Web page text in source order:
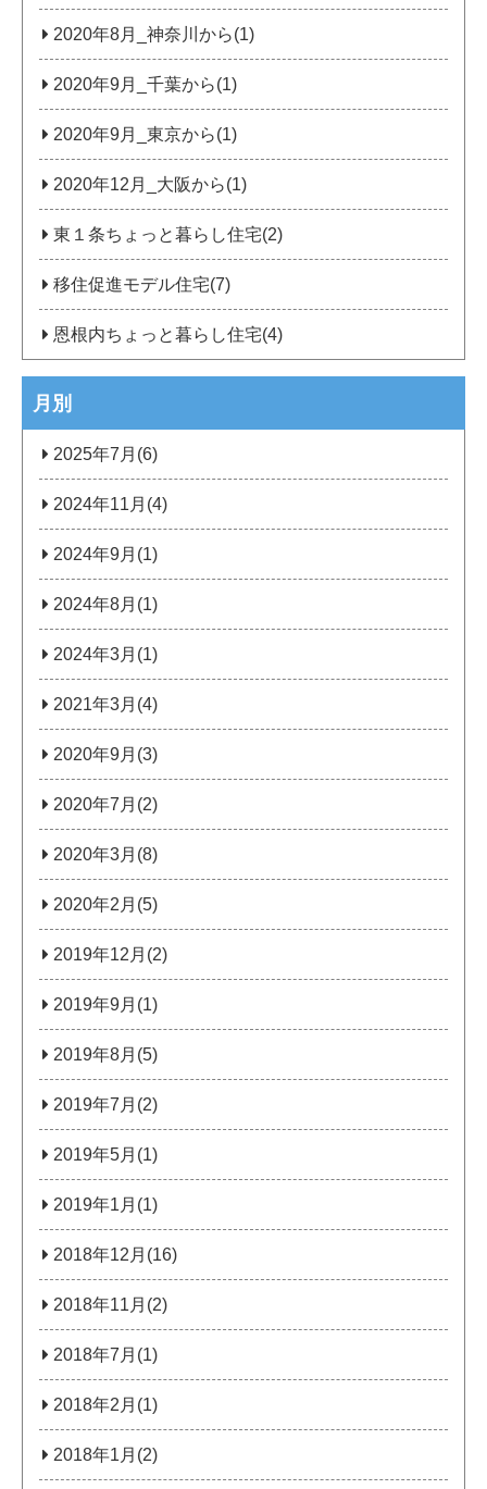
2020年8月_神奈川から(1)
2020年9月_千葉から(1)
2020年9月_東京から(1)
2020年12月_大阪から(1)
東１条ちょっと暮らし住宅(2)
移住促進モデル住宅(7)
恩根内ちょっと暮らし住宅(4)
月別
2025年7月(6)
2024年11月(4)
2024年9月(1)
2024年8月(1)
2024年3月(1)
2021年3月(4)
2020年9月(3)
2020年7月(2)
2020年3月(8)
2020年2月(5)
2019年12月(2)
2019年9月(1)
2019年8月(5)
2019年7月(2)
2019年5月(1)
2019年1月(1)
2018年12月(16)
2018年11月(2)
2018年7月(1)
2018年2月(1)
2018年1月(2)